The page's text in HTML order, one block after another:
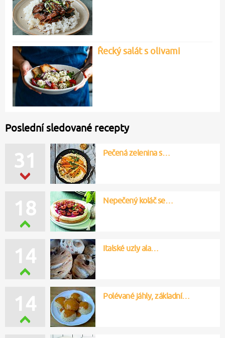
Řecký salát s olivami
Poslední sledované recepty
31 Pečená zelenina s…
18 Nepečený koláč se…
14 Italské uzly ala…
14 Polévané jáhly, základní…